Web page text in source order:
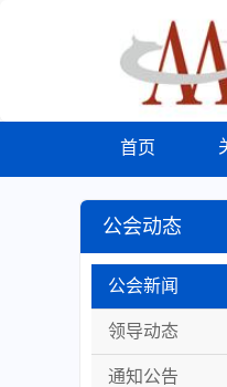
首页
公会动态
公会新闻
领导动态
通知公告